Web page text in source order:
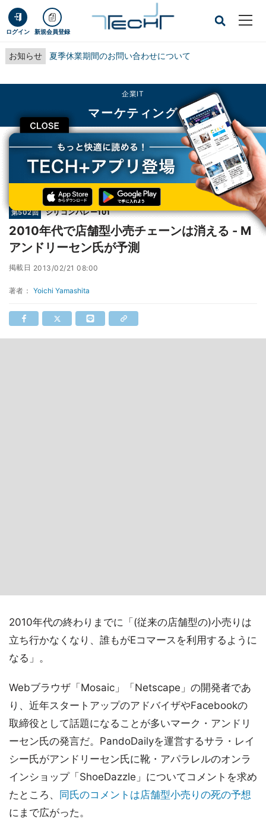
ログイン 新規会員登録
お知らせ 夏季休業期間のお問い合わせについて
CLOSE
企業IT
マーケティング
TECH+ 企業IT
マーケティング
2010年代で店舗型小売チェーンは消える - Mアンドリーセン氏が予測
第502回 シリコンバレー101
2010年代で店舗型小売チェーンは消える - M
アンドリーセン氏が予測
掲載日 2013/02/21 08:00
著者： Yoichi Yamashita
2010年代の終わりまでに「(従来の店舗型の)小売りは
立ち行かなくなり、誰もがEコマースを利用するように
なる」。
Webブラウザ「Mosaic」「Netscape」の開発者であ
り、近年スタートアップのアドバイザやFacebookの
取締役として話題になることが多いマーク・アンドリ
ーセン氏の発言だ。PandoDailyを運営するサラ・レイ
シー氏がアンドリーセン氏に靴・アパラレルのオンラ
インショップ「ShoeDazzle」についてコメントを求め
たところ、 同氏のコメントは店舗型小売りの死の予想
にまで広がった。